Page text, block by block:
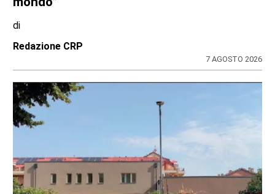
località protetta
di
Redazione